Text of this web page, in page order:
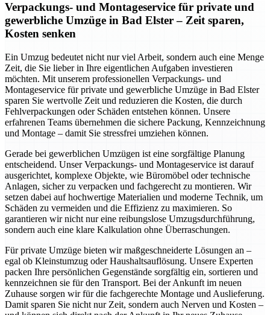
Verpackungs- und Montageservice für private und
gewerbliche Umzüge in Bad Elster – Zeit sparen,
Kosten senken
Ein Umzug bedeutet nicht nur viel Arbeit, sondern auch eine Menge
Zeit, die Sie lieber in Ihre eigentlichen Aufgaben investieren
möchten. Mit unserem professionellen Verpackungs- und
Montageservice für private und gewerbliche Umzüge in Bad Elster
sparen Sie wertvolle Zeit und reduzieren die Kosten, die durch
Fehlverpackungen oder Schäden entstehen können. Unsere
erfahrenen Teams übernehmen die sichere Packung, Kennzeichnung
und Montage – damit Sie stressfrei umziehen können.
Gerade bei gewerblichen Umzügen ist eine sorgfältige Planung
entscheidend. Unser Verpackungs- und Montageservice ist darauf
ausgerichtet, komplexe Objekte, wie Büromöbel oder technische
Anlagen, sicher zu verpacken und fachgerecht zu montieren. Wir
setzen dabei auf hochwertige Materialien und moderne Technik, um
Schäden zu vermeiden und die Effizienz zu maximieren. So
garantieren wir nicht nur eine reibungslose Umzugsdurchführung,
sondern auch eine klare Kalkulation ohne Überraschungen.
Für private Umzüge bieten wir maßgeschneiderte Lösungen an –
egal ob Kleinstumzug oder Haushaltsauflösung. Unsere Experten
packen Ihre persönlichen Gegenstände sorgfältig ein, sortieren und
kennzeichnen sie für den Transport. Bei der Ankunft im neuen
Zuhause sorgen wir für die fachgerechte Montage und Auslieferung.
Damit sparen Sie nicht nur Zeit, sondern auch Nerven und Kosten –